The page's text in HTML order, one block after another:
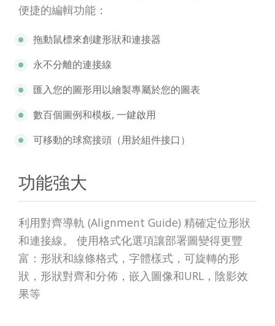
便捷的編輯功能：
拖動鼠標來創建形狀和連接器
永不分離的連接線
匯入您的圖形用以繪製專屬於您的圖表
數百個圖例和模板, 一鍵啟用
可移動的球窩接頭（用於組件接口）
功能強大
利用對齊導軌 (Alignment Guide) 精確定位形狀
和連接線。 使用格式化選項讓部署圖變得更豐
富：形狀和線條格式，字體樣式，可旋轉的形
狀，形狀對齊和分佈，嵌入圖像和URL，陰影效
果等